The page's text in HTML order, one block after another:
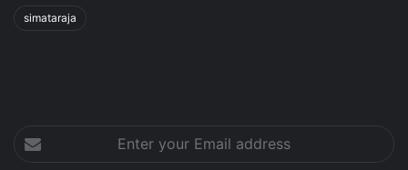
simataraja
Enter
your